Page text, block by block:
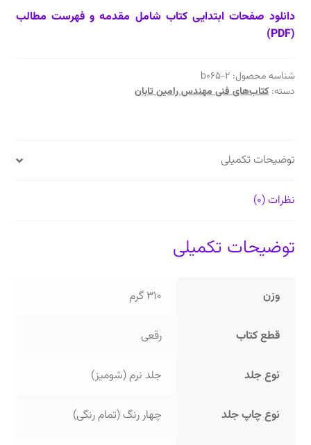
دانلود صفحات ابتدایی کتاب شامل مقدمه و فهرست مطالب
(PDF)
شناسه محصول: b065-2
دسته:کتاب‌های فنی مهندس رامین تابان
توضیحات تکمیلی
نظرات (0)
توضیحات تکمیلی
وزن 310 گرم
قطع کتاب رقعی
نوع جلد جلد نرم (شومیز)
نوع چاپ جلد چهار رنگ (تمام رنگی)